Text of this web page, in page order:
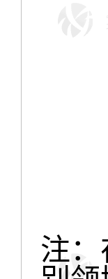
注